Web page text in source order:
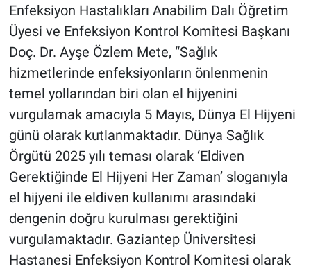
Enfeksiyon Hastalıkları Anabilim Dalı Öğretim
Üyesi ve Enfeksiyon Kontrol Komitesi Başkanı
Doç. Dr. Ayşe Özlem Mete, “Sağlık
hizmetlerinde enfeksiyonların önlenmenin
temel yollarından biri olan el hijyenini
vurgulamak amacıyla 5 Mayıs, Dünya El Hijyeni
günü olarak kutlanmaktadır. Dünya Sağlık
Örgütü 2025 yılı teması olarak ‘Eldiven
Gerektiğinde El Hijyeni Her Zaman’ sloganıyla
el hijyeni ile eldiven kullanımı arasındaki
dengenin doğru kurulması gerektiğini
vurgulamaktadır. Gaziantep Üniversitesi
Hastanesi Enfeksiyon Kontrol Komitesi olarak